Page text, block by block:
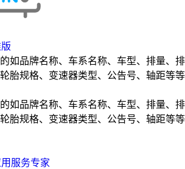
如品牌名称、车系名称、车型、排量、排
胎规格、变速器类型、公告号、轴距等等
如品牌名称、车系名称、车型、排量、排
胎规格、变速器类型、公告号、轴距等等
服务专家